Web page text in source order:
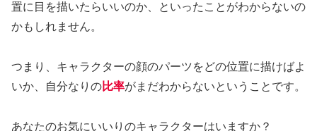
置に目を描いたらいいのか、といったことがわからないの
かもしれません。
つまり、キャラクターの顔のパーツをどの位置に描けばよ
いか、自分なりの比率がまだわからないということです。
あなたのお気にいいりのキャラクターはいますか？